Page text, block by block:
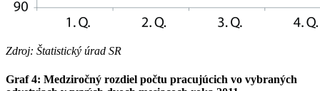
Zdroj: Štatistický úrad SR
Graf 4: Medziročný rozdiel počtu pracujúcich vo vybraných